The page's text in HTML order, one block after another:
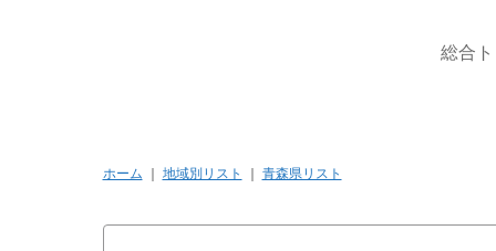
総合
ホーム 地域別リスト 青森県リスト